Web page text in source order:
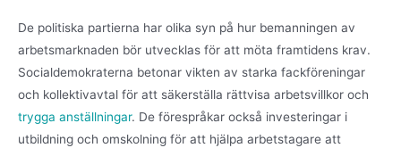
De politiska partierna har olika syn på hur bemanningen av
arbetsmarknaden bör utvecklas för att möta framtidens krav.
Socialdemokraterna betonar vikten av starka fackföreningar
och kollektivavtal för att säkerställa rättvisa arbetsvillkor och
trygga anställningar. De förespråkar också investeringar i
utbildning och omskolning för att hjälpa arbetstagare att